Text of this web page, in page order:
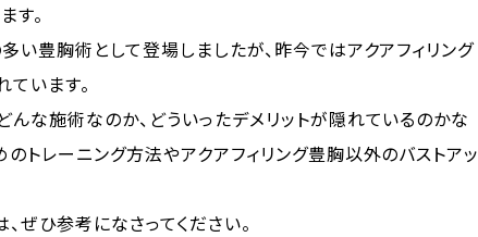
す。
い豊胸術として登場しましたが、昨今ではアクアフィリング
います。
んな施術なのか、どういったデメリットが隠れているのかな
のトレーニング方法やアクアフィリング豊胸以外のバストアッ
ぜひ参考になさってください。